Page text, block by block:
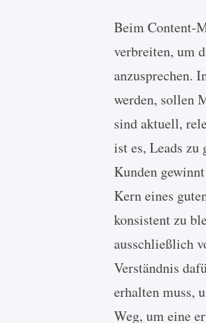
Beim Content-
verbreiten, um
anzusprechen.
werden, sollen
sind aktuell,
ist es, Leads zu
Kunden
Kern eines
konsistent zu
ausschließlich
Verständnis
erhalten muss,
Weg, um eine